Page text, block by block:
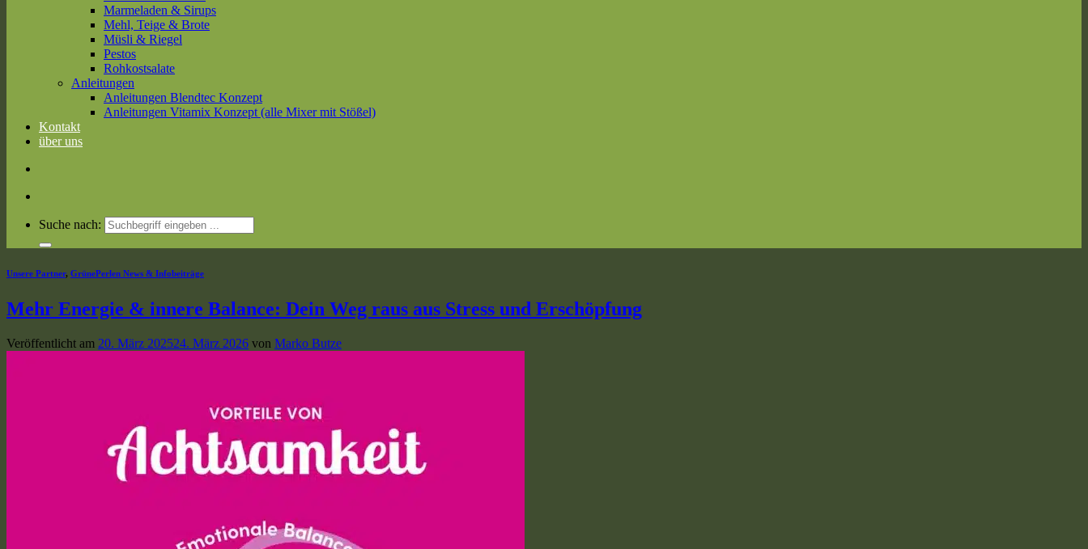
Marmeladen & Sirups
Mehl, Teige & Brote
Müsli & Riegel
Pestos
Rohkostsalate
Anleitungen
Anleitungen Blendtec Konzept
Anleitungen Vitamix Konzept (alle Mixer mit Stößel)
Kontakt
über uns
Suche nach:
Unsere Partner, GrünePerlen News & Infobeiträge
Mehr Energie & innere Balance: Dein Weg raus aus Stress und Erschöpfung
Veröffentlicht am 20. März 202524. März 2026 von Marko Butze